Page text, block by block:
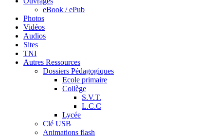
eBook / ePub
Photos
Vidéos
Audios
Sites
TNI
Autres Ressources
Dossiers Pédagogiques
Ecole primaire
Collège
S.V.T.
L.C.C
Lycée
Clé USB
Animations flash